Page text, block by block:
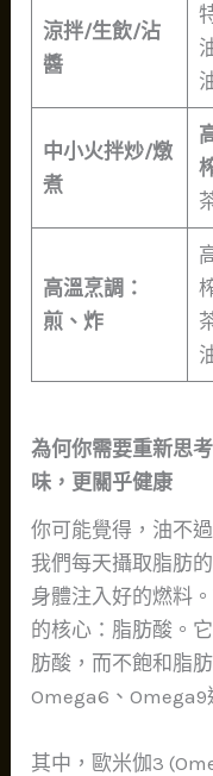
涼拌/生飲/沾
醬
中小火拌炒/燉
煮
高溫烹調：
煎、炸
為何你需要重新思
味，更關乎健康
你可能覺得，油不
我們每天攝取脂肪
身體注入好的燃料
的核心：脂肪酸。
肪酸，而不飽和脂
Omega6、Omega9
其中，歐米伽3